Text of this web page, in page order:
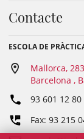
Contacte
ESCOLA DE
Mallorca, 283
Barcelona ,
93 601 12
Fax: 93 215